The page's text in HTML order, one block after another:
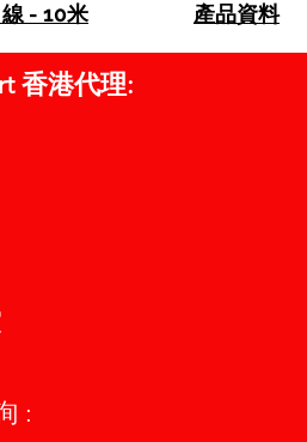
- 10米
產品資料
香港代理:
: